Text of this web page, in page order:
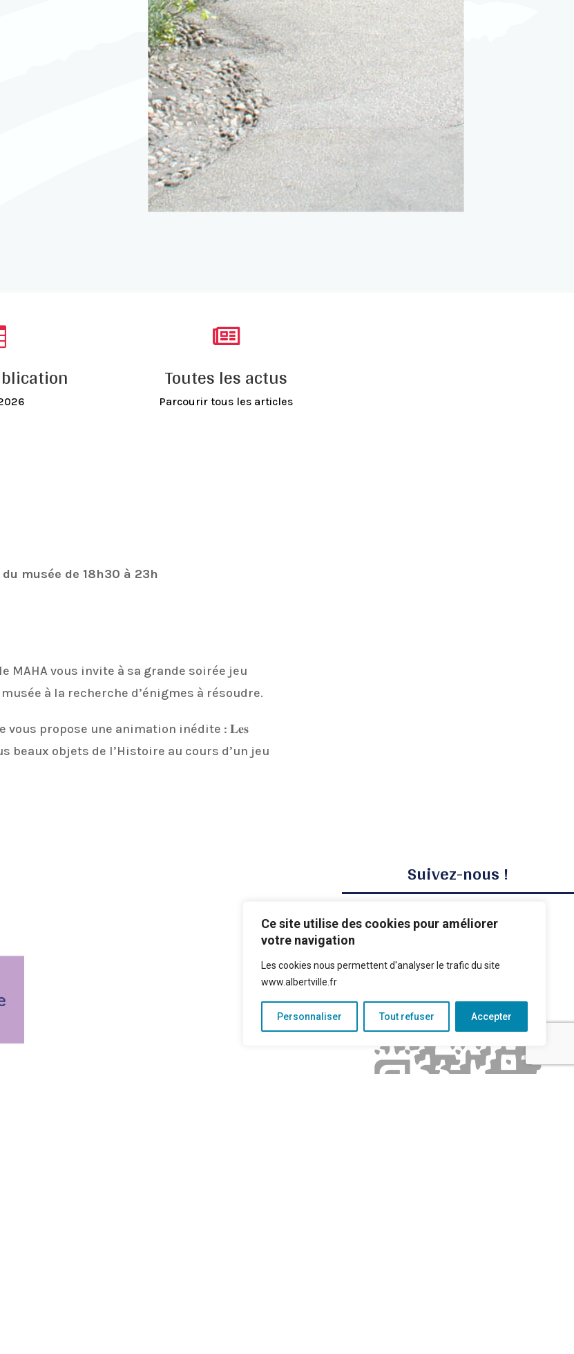
Ce site utilise des cookies pour améliorer
votre navigation
Les cookies nous permettent d'analyser le trafic du site
www.albertville.fr
Personnaliser Tout refuser Accepter

Toutes les actus
Parcourir tous les articles
musée de 18h30 à 23h
MAHA vous invite à sa grande soirée jeu
à la recherche d’énigmes à résoudre.
vous propose une animation inédite : 𝐋𝐞𝐬
beaux objets de l’Histoire au cours d’un jeu
Suivez-nous !